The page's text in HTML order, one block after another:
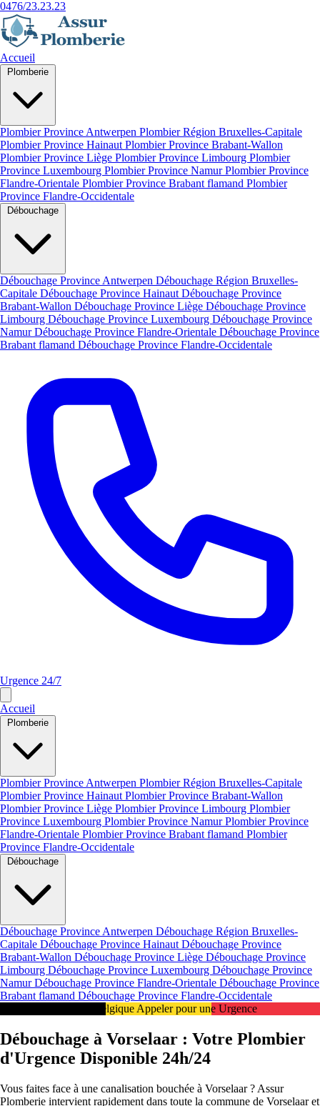
0476/23.23.23
Accueil
Plombier Province Antwerpen Plombier Région Bruxelles-Capitale
Plombier Province Hainaut Plombier Province Brabant-Wallon
Plombier Province Liège Plombier Province Limbourg Plombier
Province Luxembourg Plombier Province NamurPlombier Province
Flandre-Orientale Plombier Province Brabant flamand Plombier
Province Flandre-Occidentale
Débouchage Province Antwerpen Débouchage Région Bruxelles-
Capitale Débouchage Province Hainaut Débouchage Province
Brabant-Wallon Débouchage Province Liège Débouchage Province
Limbourg Débouchage Province Luxembourg Débouchage Province
NamurDébouchage Province Flandre-Orientale Débouchage Province
Brabant flamand Débouchage Province Flandre-Occidentale
Urgence 24/7
Accueil
Plombier Province Antwerpen Plombier Région Bruxelles-Capitale
Plombier Province Hainaut Plombier Province Brabant-Wallon
Plombier Province Liège Plombier Province Limbourg Plombier
Province Luxembourg Plombier Province NamurPlombier Province
Flandre-Orientale Plombier Province Brabant flamand Plombier
Province Flandre-Occidentale
Débouchage Province Antwerpen Débouchage Région Bruxelles-
Capitale Débouchage Province Hainaut Débouchage Province
Brabant-Wallon Débouchage Province Liège Débouchage Province
Limbourg Débouchage Province Luxembourg Débouchage Province
NamurDébouchage Province Flandre-Orientale Débouchage Province
Brabant flamand Débouchage Province Flandre-Occidentale
Intervention 24/7 en Belgique Appeler pour une Urgence
Débouchage à Vorselaar : Votre Plombier
d'Urgence Disponible 24h/24
Vous faites face à une canalisation bouchée à Vorselaar ? Assur
Plomberie intervient rapidement dans toute la commune de Vorselaar et